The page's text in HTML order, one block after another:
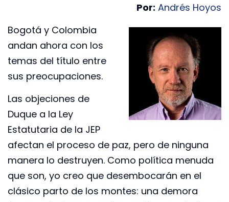
Por: Andrés Hoyos
Bogotá y Colombia
andan ahora con los
temas del título entre
sus preocupaciones.
Las objeciones de
Duque a la Ley
Estatutaria de la JEP
afectan el proceso de paz, pero de ninguna
manera lo destruyen. Como política menuda
que son, yo creo que desembocarán en el
clásico parto de los montes: una demora